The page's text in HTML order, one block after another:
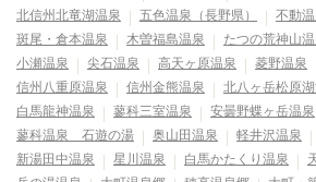
北信州北竜湖温泉
五色温泉（長野県） 不動
斑尾・倉本温泉
木曽福島温泉 たつの荒神山
小瀬温泉
尖石温泉 高天ヶ原温泉 菱野温泉
信州八重原温泉
信州金熊温泉 北八ヶ岳松原
白馬龍神温泉
蓼科三室温泉 安曇野蝶ヶ岳温泉
蓼科温泉 石遊の湯
奥山田温泉 軽井沢温泉
新湯田中温泉
星川温泉 白馬かたくり温泉